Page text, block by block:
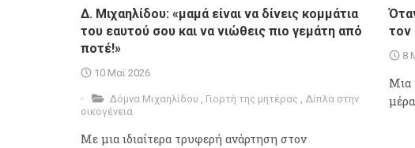
Δ. Μιχαηλίδου: «μαμά είναι να δίνεις κομμάτια
του εαυτού σου και να νιώθεις πιο γεμάτη από
ποτέ!»
10 Μαϊ 2026
Δόμνα Μιχαηλίδου , Γιορτή της μητέρας , Δίπλα στην
οικογένεια
Με μια ιδιαίτερα τρυφερή ανάρτηση στον
τον
8
Μια